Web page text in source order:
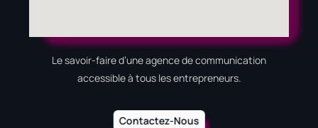
Le savoir-faire d’une agence de communication
accessible à tous les entrepreneurs.
Contactez-Nous